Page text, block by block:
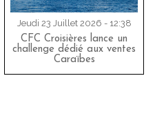
Jeudi 23 Juillet 2026 - 12:38
CFC Croisières lance un
challenge dédié aux ventes
Caraïbes